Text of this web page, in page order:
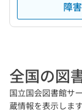
障
全国の図
国立国会図書館サ
蔵情報を表示します